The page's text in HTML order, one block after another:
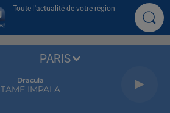
Toute l'actualité de votre région
Dracula
TAME IMPALA
PARIS